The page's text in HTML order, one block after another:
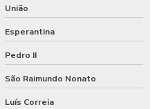
União
Esperantina
Pedro II
São Raimundo Nonato
Luís Correia